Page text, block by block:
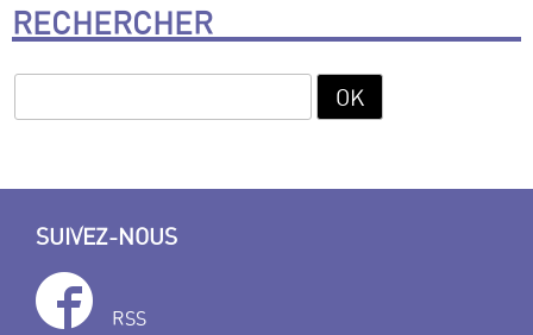
RECHERCHER
SUIVEZ-NOUS
RSS